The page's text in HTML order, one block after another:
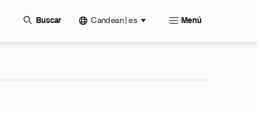
Buscar Candean | es Menú